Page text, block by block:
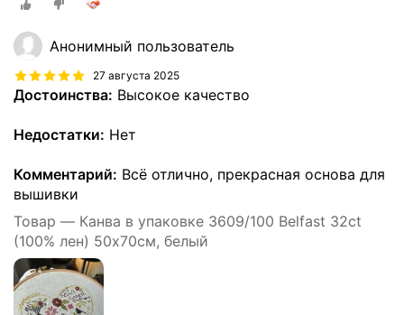
Анонимный пользователь
27 августа 2025
Достоинства: Высокое качество
Недостатки: Нет
Комментарий: Всё отлично, прекрасная основа для
вышивки
Товар — Канва в упаковке 3609/100 Belfast 32ct
(100% лен) 50х70см, белый